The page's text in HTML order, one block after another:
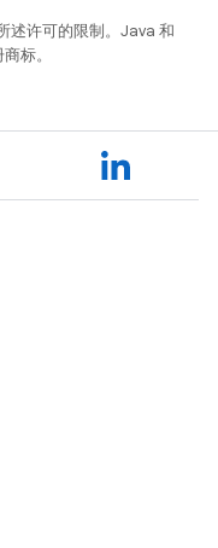
述许可的限制。Java 和
标。